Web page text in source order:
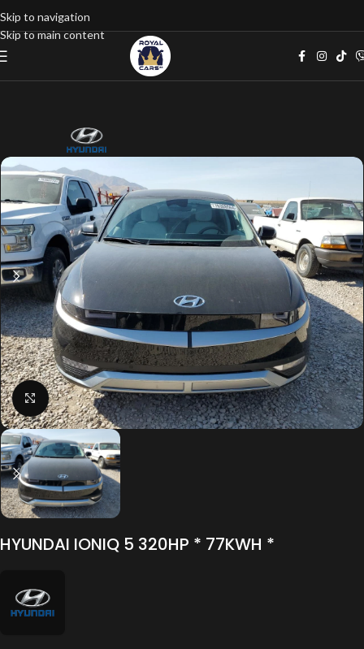
Skip to navigation
Skip to main content
Седан
Click to enlarge
HYUNDAI IONIQ 5 320HP * 77KWH *